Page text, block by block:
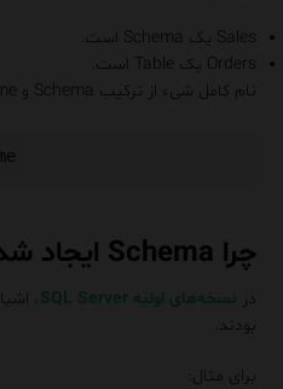
Sales یک Schema است.
Orders یک Table است.
نام کامل شیء از ترکیب Schema و Object Name تشکیل می‌شود.
چرا Schema ایجاد شد؟
در نسخه‌های اولیه SQL Server
،
بودند.
برای مثال: